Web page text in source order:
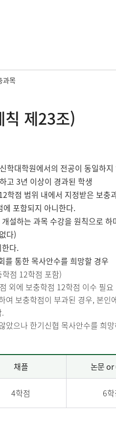
과목
칙 제23조)
대학원에서의 전공이 동일하지
고 3년 이상이 경과된 학생
학점 범위 내에서 지정받은 보충
포함되지 아니한다.
설하는 과목 수강을 원칙으로
다)
다.
를 통한 목사안수를 희망할 경우
점 12학점 포함)
외에 보충학점 12학점 이수 필요
여 보충학점이 부과된 경우, 본
았으나 한기신협 목사안수를 희
채플 논문 or
4학점 6